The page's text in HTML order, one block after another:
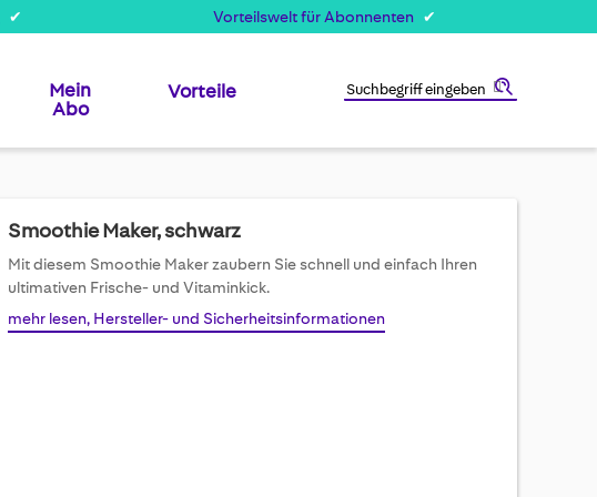
Vorteilswelt für Abonnenten
Mein
Abo
Vorteile
Smoothie Maker, schwarz
Mit diesem Smoothie Maker zaubern Sie schnell und einfach Ihren
ultimativen Frische- und Vitaminkick.
mehr lesen, Hersteller- und Sicherheitsinformationen